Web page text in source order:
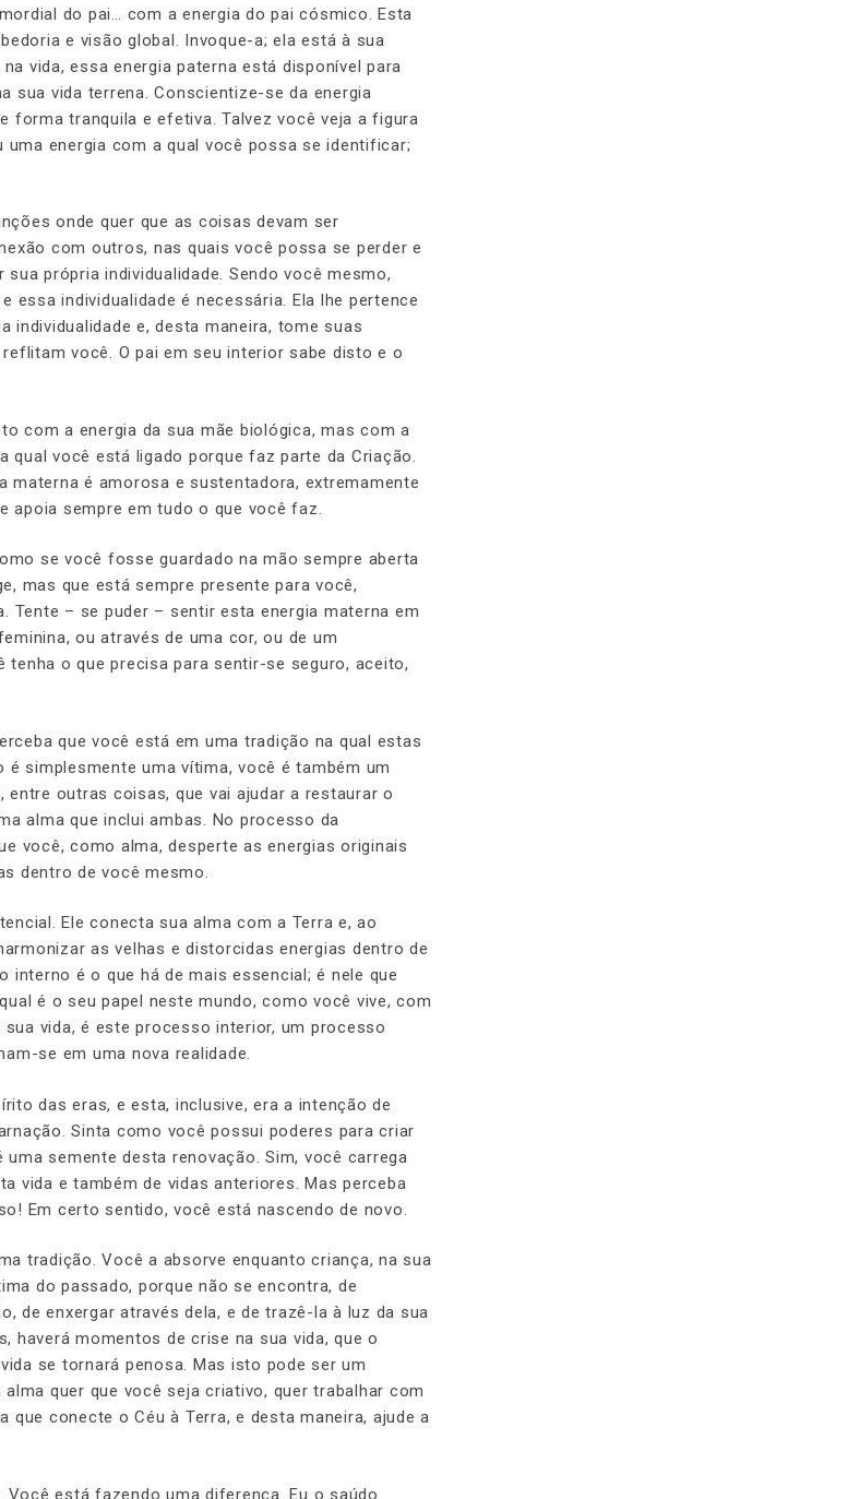
do pai… com a energia do pai cósmico. Esta
e visão global. Invoque-a; ela está à sua
vida, essa energia paterna está disponível para
sua vida terrena. Conscientize-se da energia
forma tranquila e efetiva. Talvez você veja a figura
energia com a qual você possa se identificar;
onde quer que as coisas devam ser
com outros, nas quais você possa se perder e
própria individualidade. Sendo você mesmo,
essa individualidade é necessária. Ela lhe pertence
individualidade e, desta maneira, tome suas
você. O pai em seu interior sabe disto e o
com a energia da sua mãe biológica, mas com a
você está ligado porque faz parte da Criação.
materna é amorosa e sustentadora, extremamente
apoia sempre em tudo o que você faz.
se você fosse guardado na mão sempre aberta
mas que está sempre presente para você,
Tente – se puder – sentir esta energia materna em
ou através de uma cor, ou de um
o que precisa para sentir-se seguro, aceito,
que você está em uma tradição na qual estas
simplesmente uma vítima, você é também um
outras coisas, que vai ajudar a restaurar o
alma que inclui ambas. No processo da
você, como alma, desperte as energias originais
dentro de você mesmo.
Ele conecta sua alma com a Terra e, ao
as velhas e distorcidas energias dentro de
é o que há de mais essencial; é nele que
é o seu papel neste mundo, como você vive, com
vida, é este processo interior, um processo
se em uma nova realidade.
das eras, e esta, inclusive, era a intenção de
Sinta como você possui poderes para criar
semente desta renovação. Sim, você carrega
vida e também de vidas anteriores. Mas perceba
Em certo sentido, você está nascendo de novo.
tradição. Você a absorve enquanto criança, na sua
do passado, porque não se encontra, de
de enxergar através dela, e de trazê-la à luz da sua
haverá momentos de crise na sua vida, que o
se tornará penosa. Mas isto pode ser um
quer que você seja criativo, quer trabalhar com
conecte o Céu à Terra, e desta maneira, ajude a
está fazendo uma diferença. Eu o saúdo.